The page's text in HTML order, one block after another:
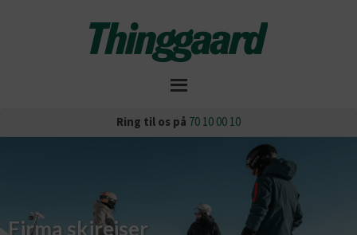
Ring til os på 70 10 00 10
Firma skirejser